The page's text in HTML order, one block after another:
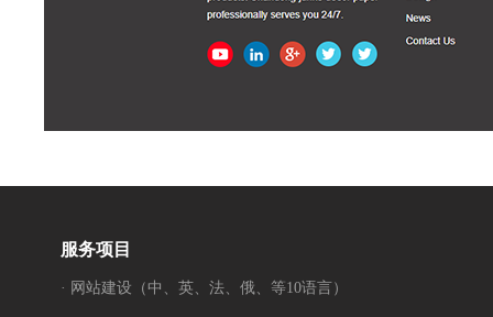
服务项目
· 网站建设（中、英、法、俄、等10语言）